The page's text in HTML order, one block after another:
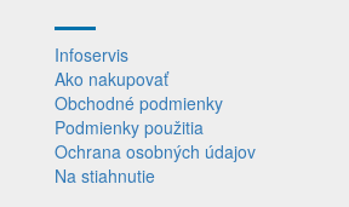
Infoservis
Ako nakupovať
Obchodné podmienky
Podmienky použitia
Ochrana osobných údajov
Na stiahnutie